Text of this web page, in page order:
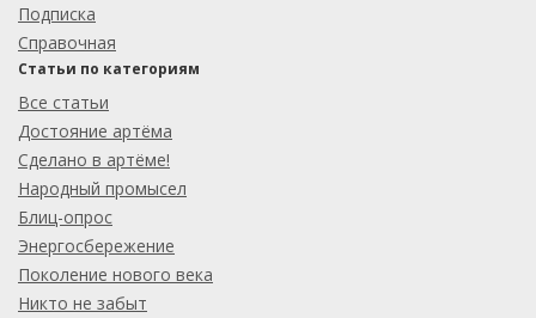
Подписка
Справочная
Статьи по категориям
Все статьи
Достояние артёма
Сделано в артёме!
Народный промысел
Блиц-опрос
Энергосбережение
Поколение нового века
Никто не забыт